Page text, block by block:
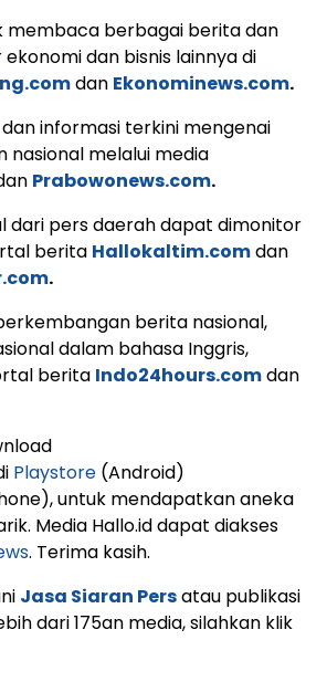
membaca berbagai berita dan
dan bisnis lainnya di
dan Ekonominews.com.
informasi terkini mengenai
nasional melalui media
Prabowonews.com.
dari pers daerah dapat dimonitor
berita Hallokaltim.comdan
.
berita nasional,
dalam bahasa Inggris,
berita Indo24hours.comdan
Playstore (Android)
untuk mendapatkan aneka
Media Hallo.id dapat diakses
. Terima kasih.
Jasa Siaran Persatau publikasi
dari 175an media, silahkan klik